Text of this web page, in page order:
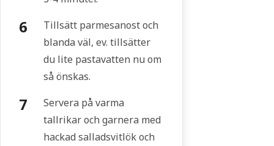
Tillsätt parmesanost och
blanda väl, ev. tillsätter
du lite pastavatten nu om
så önskas.
Servera på varma
tallrikar och garnera med
hackad salladsvitlök och